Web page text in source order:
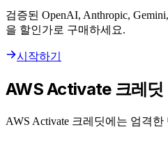
검증된 OpenAI, Anthropic,
을 할인가로 구매하세요.
시작하기
AWS Activate 크레딧
AWS Activate 크레딧에는 엄격